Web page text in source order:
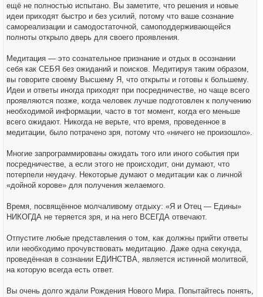
ещё не полностью испытано. Вы заметите, что решения и новые
идеи приходят быстро и без усилий, потому что ваше сознание
самореализации и самодостаточной, самоподдерживающейся
полноты открыло дверь для своего проявления.
Медитация — это сознательное признание и отдых в осознании
себя как СЕБЯ без ожиданий и поисков. Медитируя таким образом,
вы говорите своему Высшему Я, что открыты и готовы к большему.
Идеи и ответы иногда приходят при посредничестве, но чаще всего
проявляются позже, когда человек лучше подготовлен к получению
необходимой информации, часто в тот момент, когда его меньше
всего ожидают. Никогда не верьте, что время, проведенное в
медитации, было потрачено зря, потому что «ничего не произошло».
Многие запрограммированы ожидать того или иного события при
посредничестве, а если этого не происходит, они думают, что
потерпели неудачу. Некоторые думают о медитации как о личной
«дойной корове» для получения желаемого.
Время, посвящённое молчаливому отдыху: «Я и Отец — Едины»
НИКОГДА не теряется зря, и на него ВСЕГДА отвечают.
Отпустите любые представления о том, как должны прийти ответы
или необходимо прочувствовать медитацию. Даже одна секунда,
проведённая в сознании ЕДИНСТВА, является истинной молитвой,
на которую всегда есть ответ.
Вы очень долго ждали Рождения Нового Мира. Попытайтесь понять,